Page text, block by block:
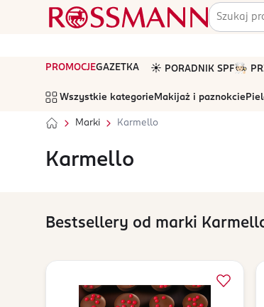
PROMOCJEGAZETKA ☀️ PORADNIK SPF🧑🏻‍🍳
Wszystkie kategorie Makijaż i paznokcie
Marki Karmello
Karmello
Bestsellery od marki